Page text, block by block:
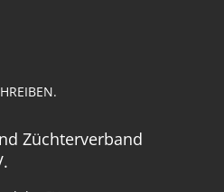
Züchterverband